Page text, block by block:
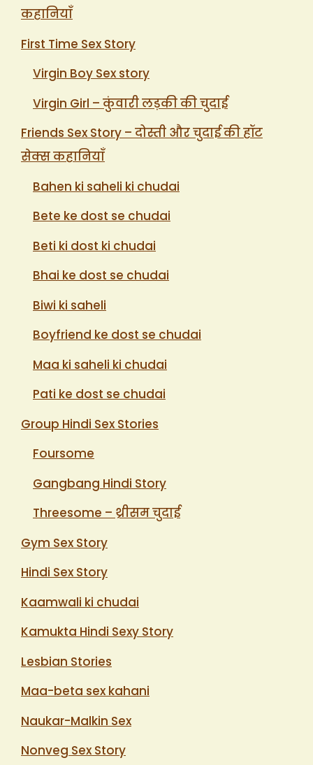
कहानियाँ
First Time Sex Story
Virgin Boy Sex story
Virgin Girl – कुंवारी लड़की की चुदाई
Friends Sex Story – दोस्ती और चुदाई की हॉट
सेक्स कहानियाँ
Bahen ki saheli ki chudai
Bete ke dost se chudai
Beti ki dost ki chudai
Bhai ke dost se chudai
Biwi ki saheli
Boyfriend ke dost se chudai
Maa ki saheli ki chudai
Pati ke dost se chudai
Group Hindi Sex Stories
Foursome
Gangbang Hindi Story
Threesome – थ्रीसम चुदाई
Gym Sex Story
Hindi Sex Story
Kaamwali ki chudai
Kamukta Hindi Sexy Story
Lesbian Stories
Maa-beta sex kahani
Naukar-Malkin Sex
Nonveg Sex Story